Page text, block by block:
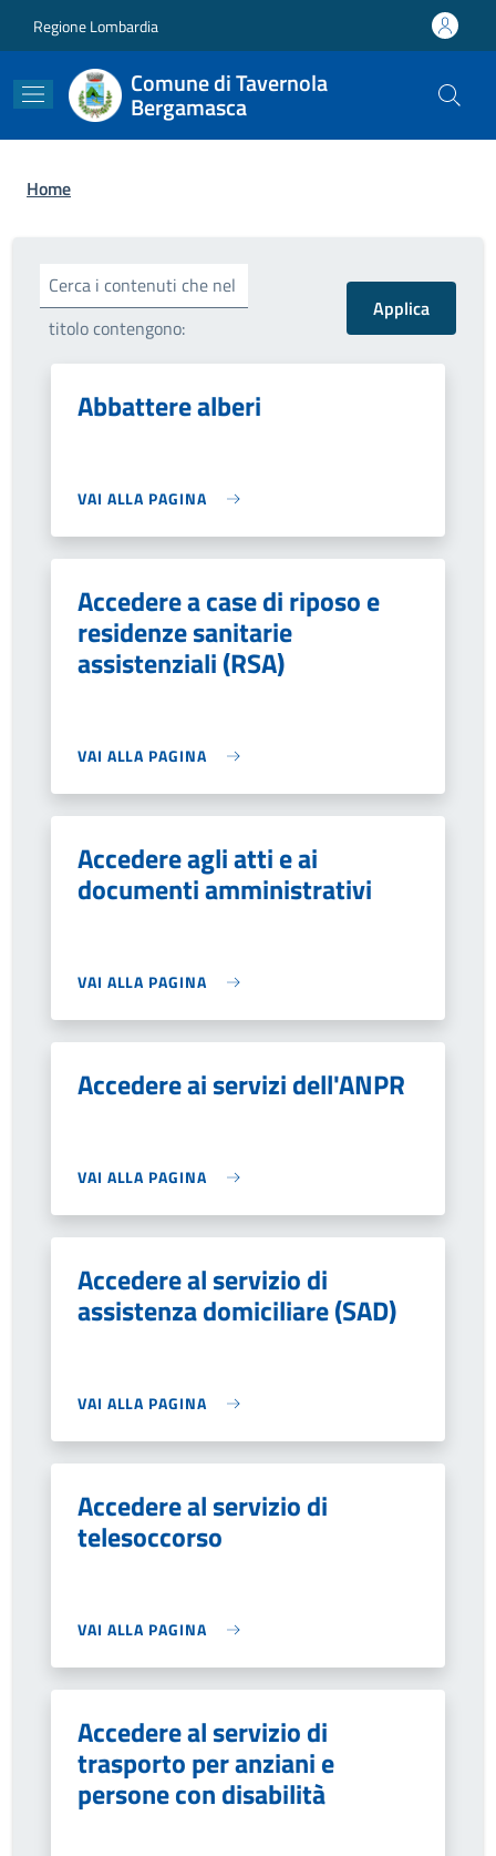
Regione Lombardia
Comune di Tavernola
Bergamasca
Briciole di pane
Home
Cerca i contenuti che nel
titolo contengono:
Abbattere alberi
VAI ALLA PAGINA
Accedere a case di riposo e
residenze sanitarie
assistenziali (RSA)
VAI ALLA PAGINA
Accedere agli atti e ai
documenti amministrativi
VAI ALLA PAGINA
Accedere ai servizi dell'ANPR
VAI ALLA PAGINA
Accedere al servizio di
assistenza domiciliare (SAD)
VAI ALLA PAGINA
Accedere al servizio di
telesoccorso
VAI ALLA PAGINA
Accedere al servizio di
trasporto per anziani e
persone con disabilità